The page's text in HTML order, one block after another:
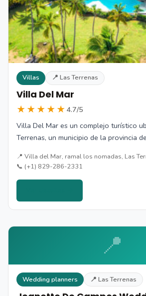
Villas 📍 Las Terrenas
Villa Del Mar
★★★★★ 4.7/5
Villa Del Mar es un complejo turístico
Terrenas, un municipio de la provincia
📍 Villa del Mar, ramal los nomadas, Las
📞 (+1) 829-286-2331
📍
Wedding planners 📍 Las Terrenas